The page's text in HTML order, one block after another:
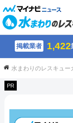
掲載業者 1,422
水まわりのレスキュー
PR